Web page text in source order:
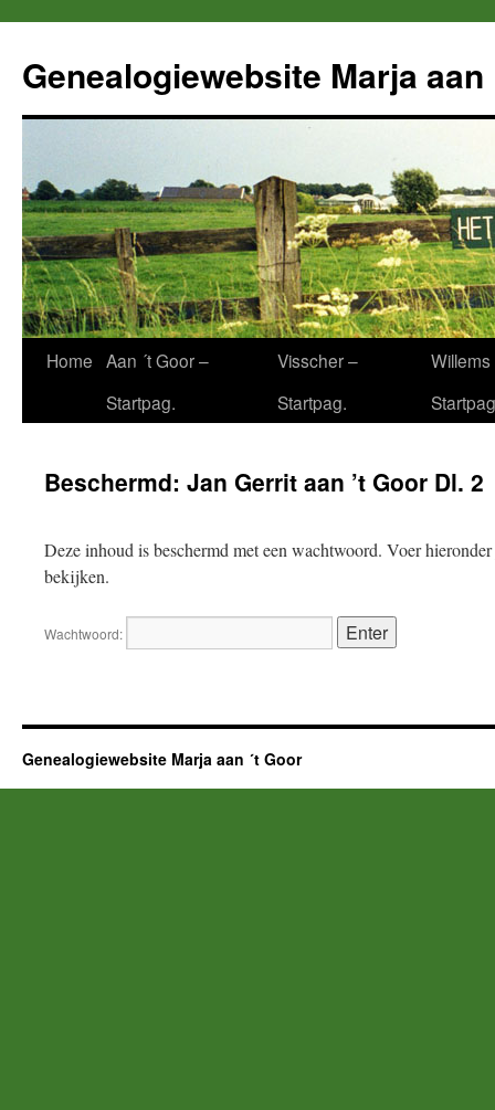
de
inhoud
Genealogiewebsite Marja aan
Home Aan ´t Goor –
Startpag.
Visscher –
Startpag.
Beschermd: Jan Gerrit aan ’t Goor Dl. 2
Deze inhoud is beschermd met een wachtwoord. Voer
bekijken.
Wachtwoord:
Genealogiewebsite Marja aan ´t Goor